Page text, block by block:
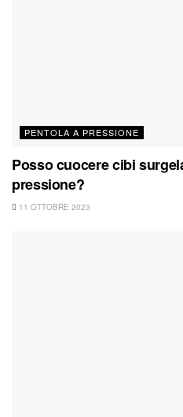
PENTOLA A PRESSIONE
Posso cuocere cibi
pressione?
11 OTTOBRE 2023